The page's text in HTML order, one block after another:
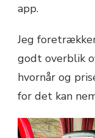
app.
Jeg
godt overblik
hvornår og
for det kan